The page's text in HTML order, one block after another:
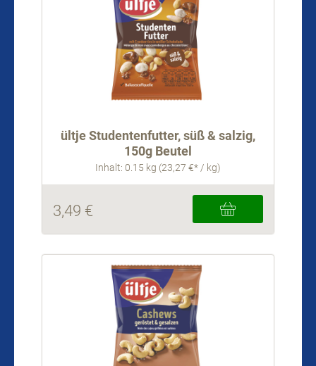
ültje Studentenfutter, süß & salzig,
150g Beutel
Inhalt: 0.15 kg (23,27 €* / kg)
3,49 €